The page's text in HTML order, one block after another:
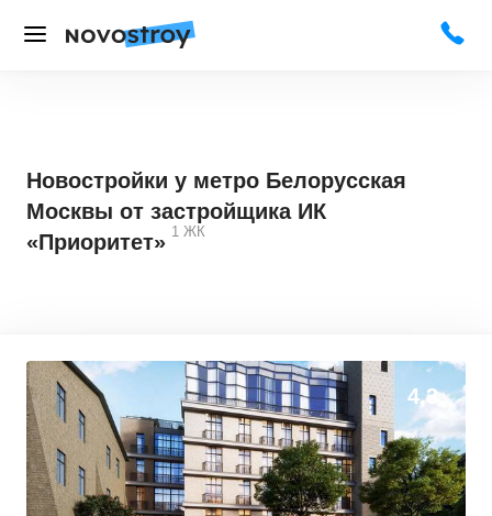
Новостройки у метро Белорусская
Москвы от застройщика ИК
«Приоритет» 1 ЖК
4,3